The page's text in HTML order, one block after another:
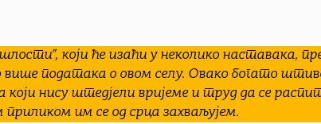
који ће изаћи у неколико наставака,
података о овом селу. Овако богато
нису штедјели вријеме и труд да се
им се од срца захваљујем.